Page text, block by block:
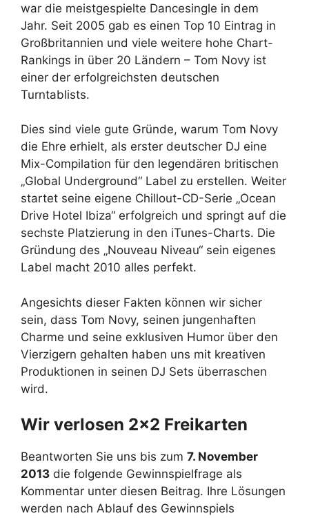
war die meistgespielte Dancesingle in dem
Jahr. Seit 2005 gab es einen Top 10 Eintrag in
Großbritannien und viele weitere hohe Chart-
Rankings in über 20 Ländern – Tom Novy ist
einer der erfolgreichsten deutschen
Turntablists.
Dies sind viele gute Gründe, warum Tom Novy
die Ehre erhielt, als erster deutscher DJ eine
Mix-Compilation für den legendären britischen
„Global Underground“ Label zu erstellen. Weiter
startet seine eigene Chillout-CD-Serie „Ocean
Drive Hotel Ibiza“ erfolgreich und springt auf die
sechste Platzierung in den iTunes-Charts. Die
Gründung des „Nouveau Niveau“ sein eigenes
Label macht 2010 alles perfekt.
Angesichts dieser Fakten können wir sicher
sein, dass Tom Novy, seinen jungenhaften
Charme und seine exklusiven Humor über den
Vierzigern gehalten haben uns mit kreativen
Produktionen in seinen DJ Sets überraschen
wird.
Wir verlosen 2×2 Freikarten
Beantworten Sie uns bis zum 7. November
2013 die folgende Gewinnspielfrage als
Kommentar unter diesen Beitrag. Ihre Lösungen
werden nach Ablauf des Gewinnspiels